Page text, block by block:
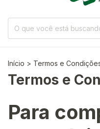
Início > Termos e
Termos e
Para